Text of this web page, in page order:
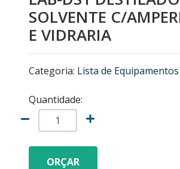
EQUIPAMENTOS
LISTA DE
MICRÓTOMOS
MODELOS
SOLVENTE C/
E VIDRARIA
Categoria: Lista de Equipamentos
Quantidade:
ORÇAR